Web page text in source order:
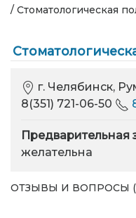
/ Стоматологическая
г. Челябинск,
8(351) 721-06-50
Предварительная
желательна
ОТЗЫВЫ И ВОПРОСЫ